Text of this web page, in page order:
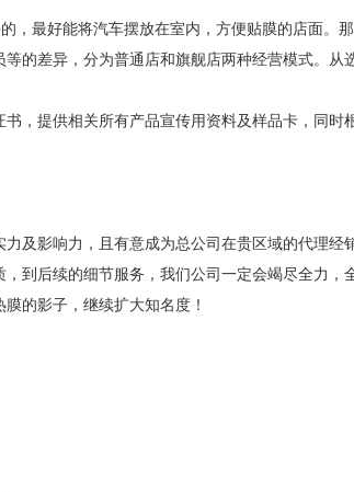
，最好能将汽车摆放在室内，方便贴膜的店面。
的差异，分为普通店和旗舰店两种经营模式。
，提供相关所有产品宣传用资料及样品卡，同时
及影响力，且有意成为总公司在贵区域的代理经
到后续的细节服务，我们公司一定会竭尽全力
的影子，继续扩大知名度！